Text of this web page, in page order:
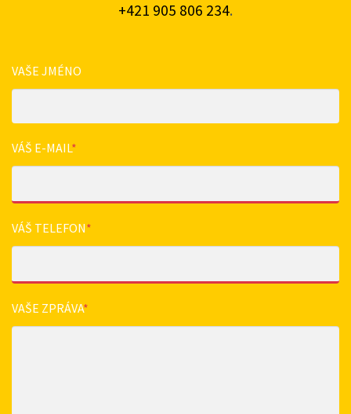
+421 905 806 234.
VAŠE JMÉNO
VÁŠ E-MAIL*
VÁŠ TELEFON*
VAŠE ZPRÁVA*